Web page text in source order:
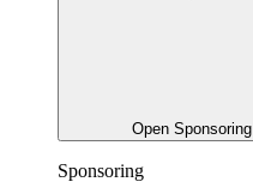
Open Sponsoring
Sponsoring